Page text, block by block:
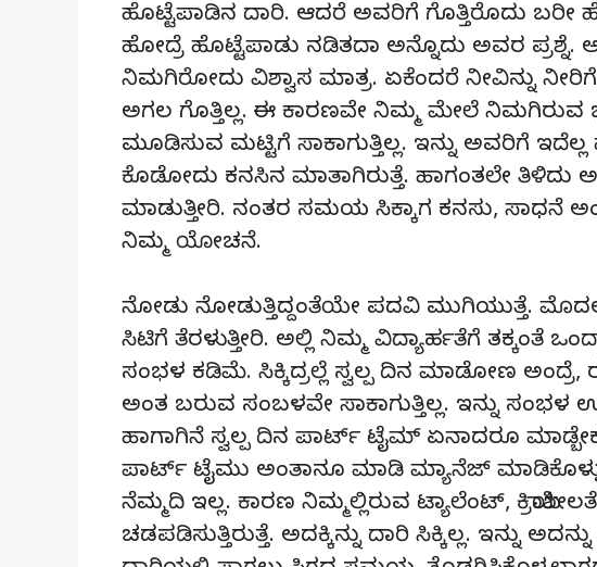
ಹೊಟ್ಟೆಪಾಡಿನ ದಾರಿ. ಆದರೆ ಅವರಿಗೆ ಗೊತ್ತಿರೊದು ಬರೀ
ಹೋದ್ರೆ ಹೊಟ್ಟೆಪಾಡು ನಡಿತದಾ ಅನ್ನೊದು ಅವರ
ನಿಮಗಿರೋದು ವಿಶ್ವಾಸ ಮಾತ್ರ. ಏಕೆಂದರೆ ನೀವಿನ್ನು
ಅಗಲ ಗೊತ್ತಿಲ್ಲ. ಈ ಕಾರಣವೇ ನಿಮ್ಮ ಮೇಲೆ
ಮೂಡಿಸುವ ಮಟ್ಟಿಗೆ ಸಾಕಾಗುತ್ತಿಲ್ಲ. ಇನ್ನು ಅವರಿಗೆ
ಕೊಡೋದು ಕನಸಿನ ಮಾತಾಗಿರುತ್ತೆ. ಹಾಗಂತಲೇ ತಿಳಿದು
ಮಾಡುತ್ತೀರಿ. ನಂತರ ಸಮಯ ಸಿಕ್ಕಾಗ ಕನಸು, ಸಾಧನೆ
ನಿಮ್ಮ ಯೋಚನೆ.
ನೋಡು ನೋಡುತ್ತಿದ್ದಂತೆಯೇ ಪದವಿ ಮುಗಿಯುತ್ತೆ.
ಸಿಟಿಗೆ ತೆರಳುತ್ತೀರಿ. ಅಲ್ಲಿ ನಿಮ್ಮ ವಿದ್ಯಾರ್ಹತೆಗೆ ತಕ್ಕಂತೆ
ಸಂಭಳ ಕಡಿಮೆ. ಸಿಕ್ಕಿದ್ರಲ್ಲೆ ಸ್ವಲ್ಪ ದಿನ ಮಾಡೋಣ
ಅಂತ ಬರುವ ಸಂಬಳವೇ ಸಾಕಾಗುತ್ತಿಲ್ಲ. ಇನ್ನು
ಹಾಗಾಗಿನೆ ಸ್ವಲ್ಪ ದಿನ ಪಾರ್ಟ್ ಟೈಮ್ ಏನಾದರೂ
ಪಾರ್ಟ್ ಟೈಮು ಅಂತಾನೂ ಮಾಡಿ ಮ್ಯಾನೆಜ್
ನೆಮ್ಮದಿ ಇಲ್ಲ. ಕಾರಣ ನಿಮ್ಮಲ್ಲಿರುವ ಟ್ಯಾಲೆಂಟ್,
ಚಡಪಡಿಸುತ್ತಿರುತ್ತೆ. ಅದಕ್ಕಿನ್ನು ದಾರಿ ಸಿಕ್ಕಿಲ್ಲ. ಇನ್ನು